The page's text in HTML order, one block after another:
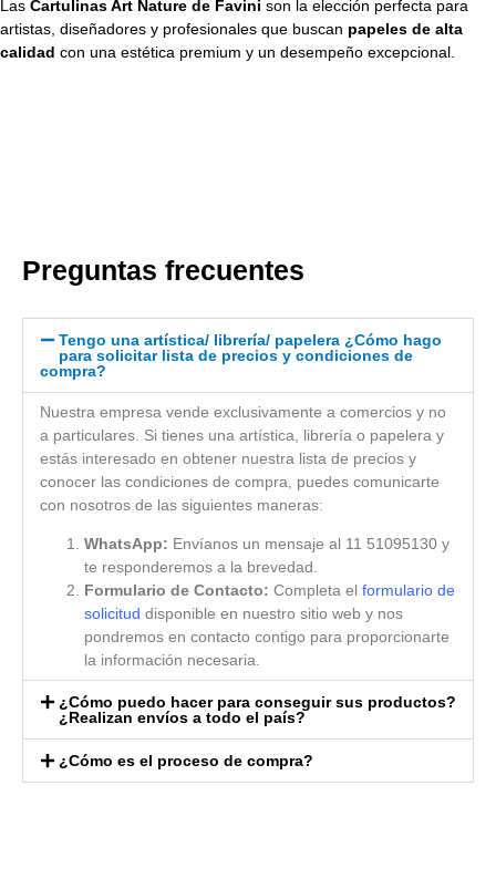
Las Cartulinas Art Nature de Favini son la elección perfecta para
artistas, diseñadores y profesionales que buscan papeles de alta
calidad con una estética premium y un desempeño excepcional.
Preguntas frecuentes
Tengo una artística/ librería/ papelera ¿Cómo hago
para solicitar lista de precios y condiciones de
compra?
Nuestra empresa vende exclusivamente a comercios y no
a particulares. Si tienes una artística, librería o papelera y
estás interesado en obtener nuestra lista de precios y
conocer las condiciones de compra, puedes comunicarte
con nosotros de las siguientes maneras:
WhatsApp: Envíanos un mensaje al 11 51095130 y
te responderemos a la brevedad.
Formulario de Contacto: Completa el formulario de
solicitud disponible en nuestro sitio web y nos
pondremos en contacto contigo para proporcionarte
la información necesaria.
¿Cómo puedo hacer para conseguir sus productos?
¿Realizan envíos a todo el país?
¿Cómo es el proceso de compra?